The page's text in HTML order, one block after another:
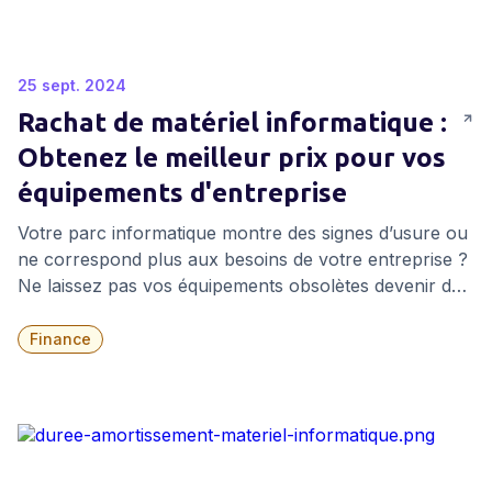
25 sept. 2024
Rachat de matériel informatique :
Obtenez le meilleur prix pour vos
équipements d'entreprise
Votre parc informatique montre des signes d’usure ou
ne correspond plus aux besoins de votre entreprise ?
Ne laissez pas vos équipements obsolètes devenir des
matériel informatique, transformez vos anciens
imprimantes, tablettes et smartphones, qu’ils soient
Finance